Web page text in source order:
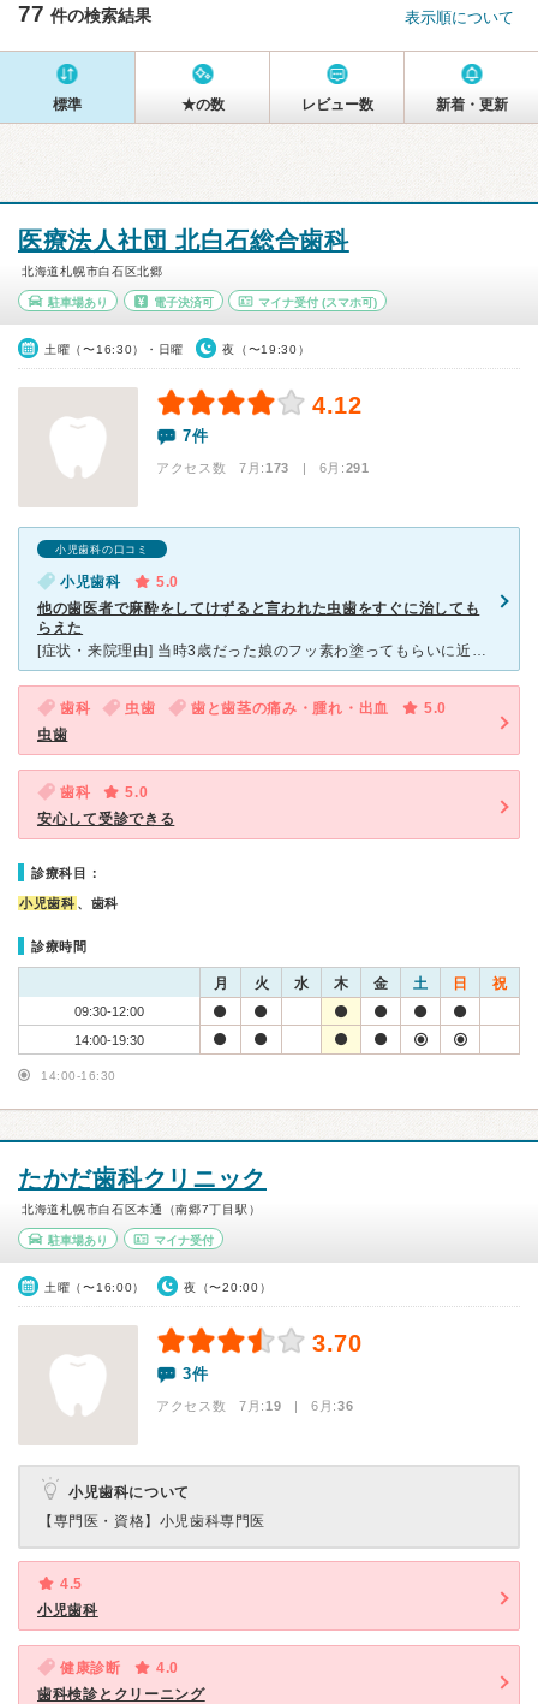
77 件の検索結果 表示順について
標準 ★の数 レビュー数 新着・更新
医療法人社団 北白石総合歯科
北海道札幌市白石区北郷
駐車場あり 電子決済可 マイナ受付 (スマホ可)
土曜（〜16:30）・日曜 夜（〜19:30）
4.12
7件
アクセス数 7月:173 | 6月:291
小児歯科の口コミ
小児歯科
5.0
他の歯医者で麻酔をしてけずると言われた虫歯をすぐに治しても
らえた
[症状・来院理由] 当時3歳だった娘のフッ素わ塗ってもらいに近所の歯医者を受診したときに、前歯に初期虫歯があるので治療が必要と言われましたが、まだ小さいのでかわいそうかと思い、無痛治療を行っている北
歯科 虫歯 歯と歯茎の痛み・腫れ・出血
5.0
虫歯
歯科
5.0
安心して受診できる
診療科目：
小児歯科 、歯科
診療時間
月 火 水 木 金 土 日 祝
09:30-12:00
14:00-19:30
14:00-16:30
たかだ歯科クリニック
北海道札幌市白石区本通（南郷7丁目駅）
駐車場あり マイナ受付
土曜（〜16:00） 夜（〜20:00）
3.70
3件
アクセス数 7月:19 | 6月:36
小児歯科について
【専門医・資格】 小児歯科専門医
4.5
小児歯科
健康診断
4.0
歯科検診とクリーニング